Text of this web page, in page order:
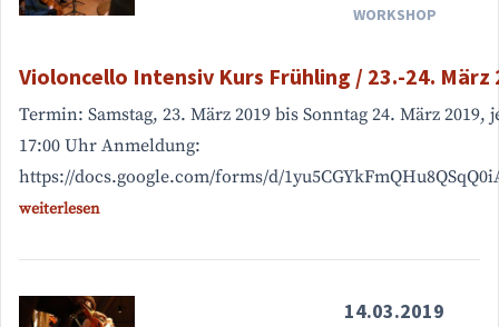
WORKSHOP
Violoncello Intensiv Kurs Frühling / 23.-24. März
Termin: Samstag, 23. März 2019 bis Sonntag 24. März 2019,
17:00 Uhr Anmeldung:
https://docs.google.com/forms/d/
weiterlesen
14.03.2019